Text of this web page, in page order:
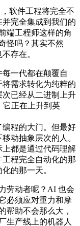
软件工程将完全不
并完全集成到我们的
端工程师这样的角
怪吗？其实不然
存在。
一代都在颠覆自
需求转化为纯粹的
已经从二进制上升
它正在上升到英
程的大门。但最好
动抽象层次的人。
都是通过代码理解
程完全自动化的那
的那一天。
劳动者呢？AI 也会
必须应对重力和摩
帮助不会那么大，
生产线上的机器人